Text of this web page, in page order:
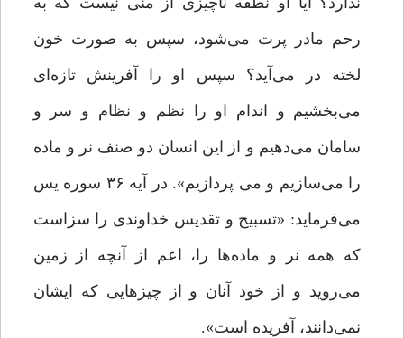
رحم مادر پرت می‌شود، سپس به صورت خون
لخته در می‌آید؟ سپس او را آفرینش تازه‌ای
می‌بخشیم و اندام او را نظم و نظام و سر و
سامان می‌دهیم و از این انسان دو صنف نر و ماده
را می‌سازیم و می‌ پردازیم». در آیه ۳۶ سوره یس
می‌فرماید: «تسبیح و تقدیس خداوندی را سزاست
که همه نر و ماده‌ها را، اعم از آنچه از زمین
می‌روید و از خود آنان و از چیزهایی که ایشان
نمی‌دانند، آفریده است».